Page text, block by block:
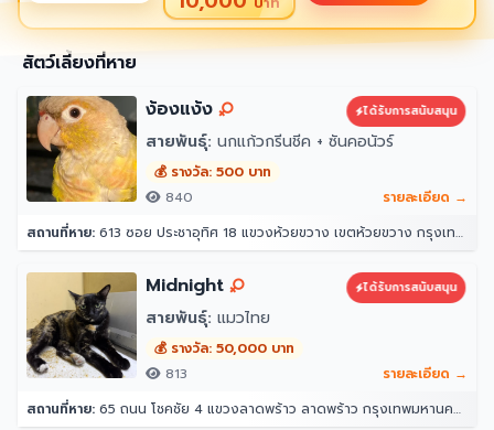
สัตว์เลี้ยงที่หาย
ง้องแง้ง
ได้รับการสนับสนุน
สายพันธุ์: นกแก้วกรีนชีค + ซันคอนัวร์
💰 รางวัล: 500 บาท
840
รายละเอียด →
สถานที่หาย: 613 ซอย ประชาอุทิศ 18 แขวงห้วยขวาง เขตห้วยขวาง กรุงเทพมหานคร 10310
Midnight ได้รับการสนับสนุน
สายพันธุ์: แมวไทย
💰 รางวัล: 50,000 บาท
813
รายละเอียด →
สถานที่หาย: 65 ถนน โชคชัย 4 แขวงลาดพร้าว ลาดพร้าว กรุงเทพมหานคร 10230